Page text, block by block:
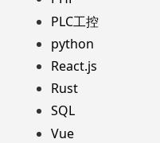
PLC工控
python
React.js
Rust
SQL
Vue